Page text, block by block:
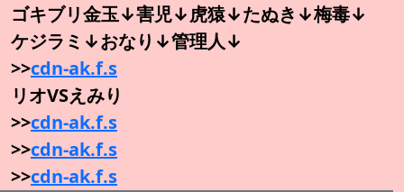
ゴキブリ金玉↓害児↓虎猿↓たぬき↓梅毒↓
ケジラミ↓おなり↓管理人↓
>>cdn-ak.f.s
リオVSえみり
>>cdn-ak.f.s
>>cdn-ak.f.s
>>cdn-ak.f.s